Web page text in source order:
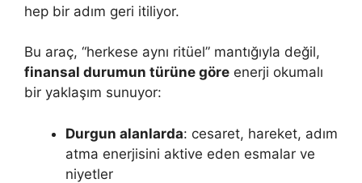
hep bir adım geri itiliyor.
Bu araç, “herkese aynı ritüel” mantığıyla değil,
finansal durumun türüne göre enerji okumalı
bir yaklaşım sunuyor:
Durgun alanlarda: cesaret, hareket, adım
atma enerjisini aktive eden esmalar ve
niyetler